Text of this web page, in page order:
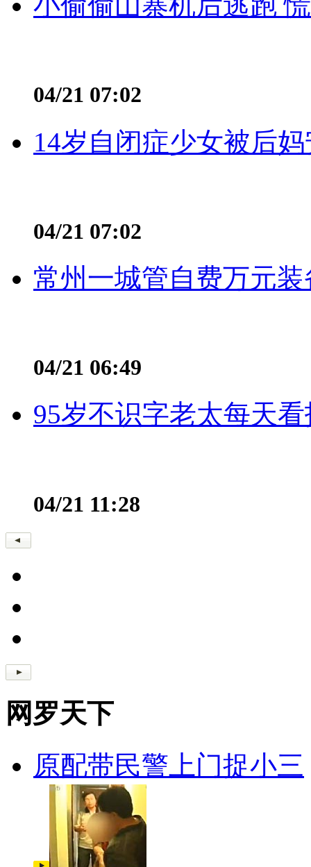
04/21 07:02
14岁自闭症少女被后
04/21 07:02
常州一城管自费万元
04/21 06:49
95岁不识字老太每天
04/21 11:28
网罗天下
原配带民警上门捉小三